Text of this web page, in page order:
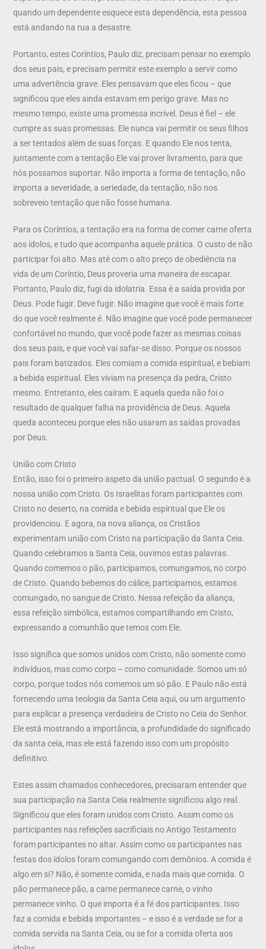
quando um dependente esquece esta dependência, esta pessoa
está andando na rua a desastre.
Portanto, estes Coríntios, Paulo diz, precisam pensar no exemplo
dos seus pais, e precisam permitir este exemplo a servir como
uma advertência grave. Eles pensavam que eles ficou – que
significou que eles ainda estavam em perigo grave. Mas no
mesmo tempo, existe uma promessa incrível. Deus é fiel – ele
cumpre as suas promessas. Ele nunca vai permitir os seus filhos
a ser tentados além de suas forças. E quando Ele nos tenta,
juntamente com a tentação Ele vai prover livramento, para que
nós possamos suportar. Não importa a forma de tentação, não
importa a severidade, a seriedade, da tentação, não nos
sobreveio tentação que não fosse humana.
Para os Coríntios, a tentação era na forma de comer carne oferta
aos ídolos, e tudo que acompanha aquele prática. O custo de não
participar foi alto. Mas até com o alto preço de obediência na
vida de um Coríntio, Deus proveria uma maneira de escapar.
Portanto, Paulo diz, fugi da idolatria. Essa é a saída provida por
Deus. Pode fugir. Deve fugir. Não imagine que você é mais forte
do que você realmente é. Não imagine que você pode permanecer
confortável no mundo, que você pode fazer as mesmas coisas
dos seus pais, e que você vai safar-se disso. Porque os nossos
pais foram batizados. Eles comiam a comida espiritual, e bebiam
a bebida espiritual. Eles viviam na presença da pedra, Cristo
mesmo. Entretanto, eles caíram. E aquela queda não foi o
resultado de qualquer falha na providência de Deus. Aquela
queda aconteceu porque eles não usaram as saídas provadas
por Deus.
União com Cristo
Então, isso foi o primeiro aspeto da união pactual. O segundo é a
nossa união com Cristo. Os Israelitas foram participantes com
Cristo no deserto, na comida e bebida espiritual que Ele os
providenciou. E agora, na nova aliança, os Cristãos
experimentam união com Cristo na participação da Santa Ceia.
Quando celebramos a Santa Ceia, ouvimos estas palavras.
Quando comemos o pão, participamos, comungamos, no corpo
de Cristo. Quando bebemos do cálice, participamos, estamos
comungado, no sangue de Cristo. Nessa refeição da aliança,
essa refeição simbólica, estamos compartilhando em Cristo,
expressando a comunhão que temos com Ele.
Isso significa que somos unidos com Cristo, não somente como
indivíduos, mas como corpo – como comunidade. Somos um só
corpo, porque todos nós comemos um só pão. E Paulo não está
fornecendo uma teologia da Santa Ceia aqui, ou um argumento
para explicar a presença verdadeira de Cristo no Ceia do Senhor.
Ele está mostrando a importância, a profundidade do significado
da santa ceia, mas ele está fazendo isso com um propósito
definitivo.
Estes assim chamados conhecedores, precisaram entender que
sua participação na Santa Ceia realmente significou algo real.
Significou que eles foram unidos com Cristo. Assim como os
participantes nas refeições sacrificiais no Antigo Testamento
foram participantes no altar. Assim como os participantes nas
festas dos ídolos foram comungando com demônios. A comida é
algo em si? Não, é somente comida, e nada mais que comida. O
pão permanece pão, a carne permanece carne, o vinho
permanece vinho. O que importa é a fé dos participantes. Isso
faz a comida e bebida importantes – e isso é a verdade se for a
comida servida na Santa Ceia, ou se for a comida oferta aos